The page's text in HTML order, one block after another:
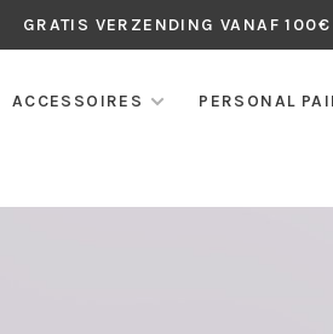
GRATIS VERZENDING VANAF
ACCESSOIRES PERSONAL